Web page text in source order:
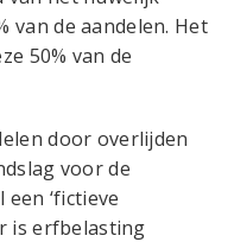
van de aandelen. Het
50% van de
door overlijden
voor de
‘fictieve
is erfbelasting